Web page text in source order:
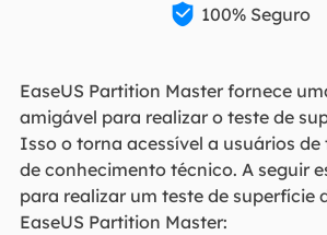
 100% Seguro
EaseUS Partition Master fornece
amigável para realizar o teste de
Isso o torna acessível a usuários de
de conhecimento técnico. A seguir
para realizar um teste de superfície
EaseUS Partition Master: